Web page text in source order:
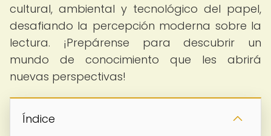
cultural, ambiental y tecnológico del papel,
desafiando la percepción moderna sobre la
lectura. ¡Prepárense para descubrir un
mundo de conocimiento que les abrirá
nuevas perspectivas!
Índice